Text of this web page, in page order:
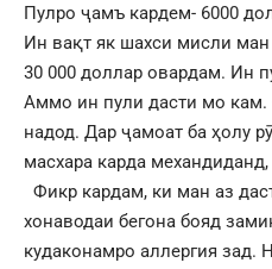
Пулро ҷамъ кардем- 6000
Ин вақт як шахси мисли
30 000 доллар овардам. Ин
Аммо ин пули дасти мо кам.
надод. Дар ҷамоат ба ҳолу
масхара карда
Фикр кардам, ки ман аз
хонаводаи бегона бояд
кудаконамро аллергия зад.